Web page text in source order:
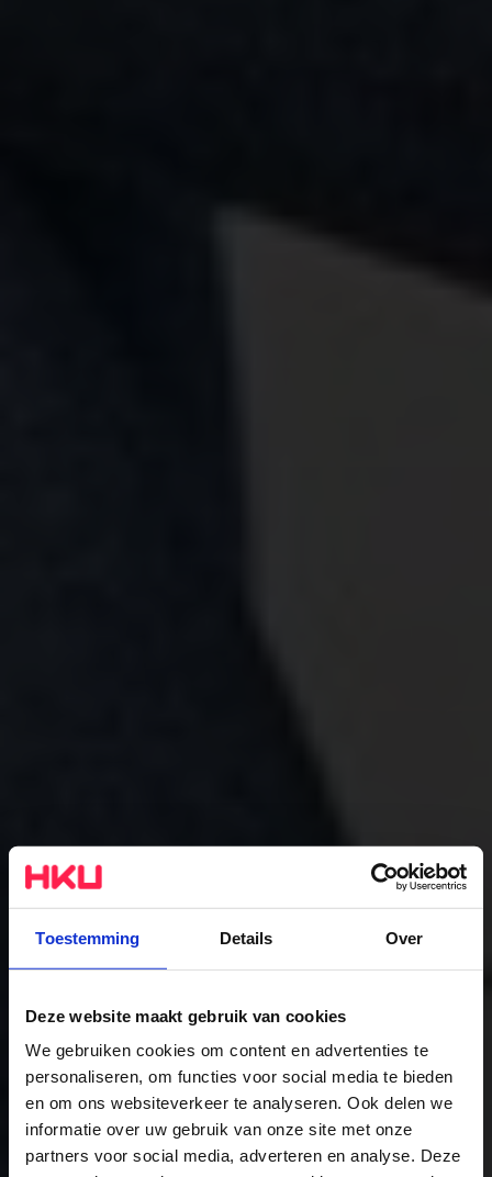
Toestemming Details Over
Deze website maakt gebruik van cookies
We gebruiken cookies om content en advertenties te
personaliseren, om functies voor social media te bieden
en om ons websiteverkeer te analyseren. Ook delen we
informatie over uw gebruik van onze site met onze
partners voor social media, adverteren en analyse. Deze
Fine Art
The study